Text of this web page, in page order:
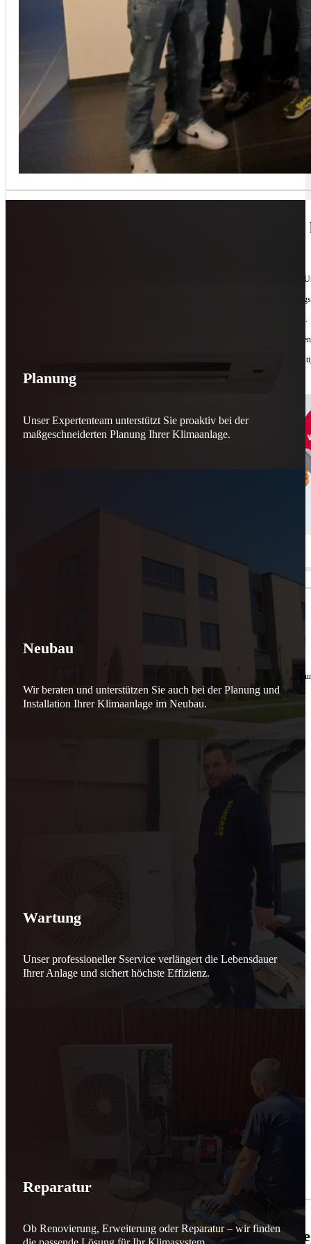
🔧 Geräte-Retter-Prämie – Weil
Manchmal braucht es nur eine zweite Chance. Für Geräte. Für Ressourcen. Für unsere
reparieren wir, was andere
Jede gerettete Maschine zählt. Jeder reparierte Motor wirkt. Jede Entscheidung macht
Reparieren statt wegwerfen. Verantwortung statt Verschwendung. Zukunft statt
Schicker. Wir bringen’s wieder zum Laufen.
10. Februar 2026
für Sicherheit, Vertrauen
Effizient arbeiten. Ressourcen schonen. Zukunft sichern.
Nicht als Pflicht, sondern aus Überzeugung.
🌬️☀️ Mehr erneuerbare Energie für
Jetzt kontaktieren
Planung
Unser Expertenteam unterstützt Sie proaktiv bei der
maßgeschneiderten Planung Ihrer Klimaanlage.
Neubau
Wir beraten und unterstützen Sie auch bei der Planung und
Installation Ihrer Klimaanlage im Neubau.
Wartung
Unser professioneller Sservice verlängert die Lebensdauer
Ihrer Anlage und sichert höchste Effizienz.
Reparatur
Ob Renovierung, Erweiterung oder Reparatur – wir finden